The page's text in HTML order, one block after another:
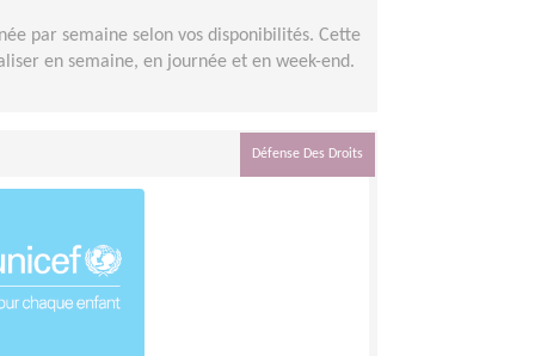
par semaine selon vos disponibilités. Cette
en semaine, en journée et en week-end.
Défense Des Droits